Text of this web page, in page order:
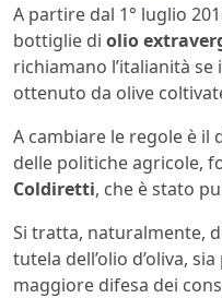
A partire dal 1° luglio
bottiglie di olio
richiamano l’italianità
ottenuto da olive
A cambiare le regole è il
delle politiche agricole,
Coldiretti, che è stato
Si tratta, naturalmente,
tutela dell’olio d’oliva,
maggiore difesa dei